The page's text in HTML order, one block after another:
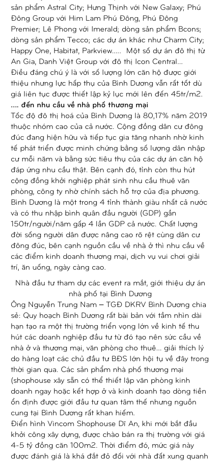
sản phẩm Astral City; Hưng Thịnh với New Galaxy; Phú
Đông Group với Him Lam Phú Đông, Phú Đông
Premier; Lê Phong với Imerald; dòng sản phẩm Bcons;
dòng sản phẩm Tecco; các dự án khác như Charm City;
Happy One, Habitat, Parkview….. Một số dự án đô thị từ
An Gia, Danh Việt Group với đô thị Icon Central…
Điều đáng chú ý là với số lượng lớn căn hộ được giới
thiệu nhưng lực hấp thụ của Bình Dương vẫn rất tốt dù
giá liên tục được thiết lập kỷ lục mới lên đến 45tr/m2.
…. đến nhu cầu về nhà phố thương mại
Tốc độ đô thị hoá của Bình Dương là 80,17% năm 2019
thuộc nhóm cao của cả nước. Cộng đồng dân cư đông
đúc đang hiện hữu và tiếp tục gia tăng nhanh nhờ kinh
tế phát triển được minh chứng bằng số lượng dân nhập
cư mỗi năm và bằng sức tiêu thụ của các dự án căn hộ
đáp ứng nhu cầu thật. Bên cạnh đó, tỉnh còn thu hút
cộng đồng khởi nghiệp phát sinh nhu cầu thuê văn
phòng, công ty nhờ chính sách hỗ trợ của địa phương.
Bình Dương là một trong 4 tỉnh thành giàu nhất cả nước
và có thu nhập bình quân đầu người (GDP) gần
150tr/người/năm gấp 4 lần GDP cả nước. Chất lượng
đời sống người dân được nâng cao rõ rệt cùng dân cư
đông đúc, bên cạnh nguồn cầu về nhà ở thì nhu cầu về
các điểm kinh doanh thương mại, dịch vụ vui chơi giải
trí, ăn uống, ngày càng cao.
Nhà đầu tư tham dự các event ra mắt, giới thiệu dự án
nhà phố tại Bình Dương
Ông Nguyễn Trung Nam – TGĐ DKRV Bình Dương chia
sẻ: Quy hoạch Bình Dương rất bài bản với tầm nhìn dài
hạn tạo ra một thị trường triển vọng lớn về kinh tế thu
hút các doanh nghiệp đầu tư từ đó tạo nên sức cầu về
nhà ở và thương mại, văn phòng cho thuê… giải thích lý
do hàng loạt các chủ đầu tư BĐS lớn hội tụ về đây trong
thời gian qua. Các sản phẩm nhà phố thương mại
(shophouse xây sẵn có thể thiết lập văn phòng kinh
doanh ngay hoặc kết hợp ở và kinh doanh tạo dòng tiền
ổn định được giới đầu tư quan tâm thế nhưng nguồn
cung tại Bình Dương rất khan hiếm.
Điển hình Vincom Shophouse Dĩ An, khi mới bắt đầu
khởi công xây dựng, được chào bán ra thị trường với giá
4-5 tỷ đồng căn 100m2. Thời điểm đó, mức giá này
được đánh giá là khá đắt đỏ đối với nhà đất xung quanh